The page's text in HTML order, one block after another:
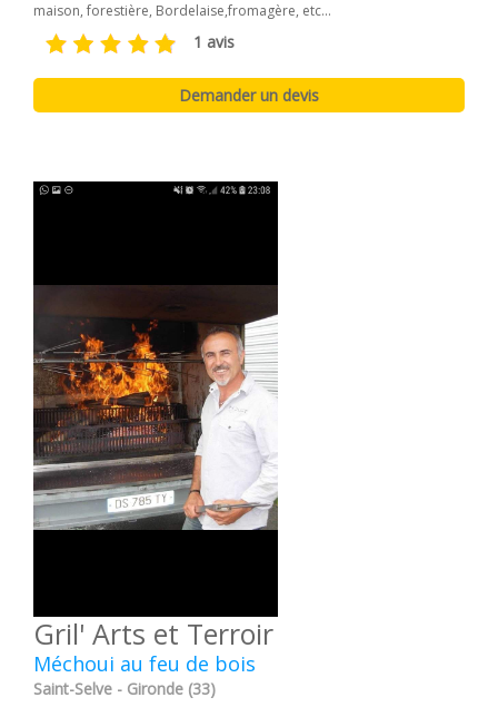
maison, forestière, Bordelaise,fromagère, etc...
1 avis
Gril' Arts et Terroir
Méchoui au feu de bois
Saint-Selve - Gironde (33)